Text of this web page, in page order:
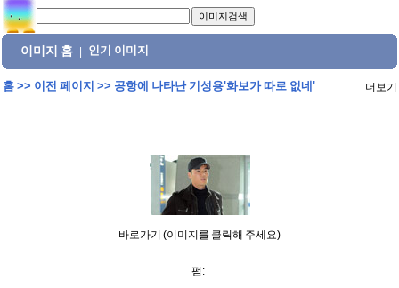
이미지 홈 인기 이미지
홈>> 이전 페이지 >> 공항에 나타난 기성용'화보가 따로 없네' 더보기
바로가기 (이미지를 클릭해 주세요)
펌: